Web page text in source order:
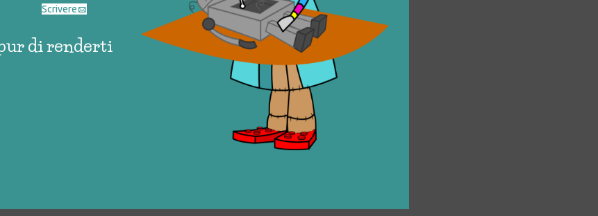
Scrivere
di renderti